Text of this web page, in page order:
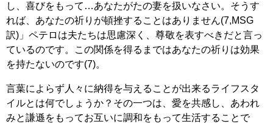
し、喜びをもって…あなたがたの妻を扱いなさい。そうす
れば、あなたの祈りが頓挫することはありません(7,MSG
訳)」ペテロは夫たちは思慮深く、尊敬を表すべきだと言っ
ているのです。この関係を得るまではあなたの祈りは効果
を持たないのです(7)。
言葉によらず人々に納得を与えることが出来るライフスタ
イルとは何でしょうか？その一つは、愛を共感し、あわれ
みと謙遜をもってお互いに調和をもって生活することで